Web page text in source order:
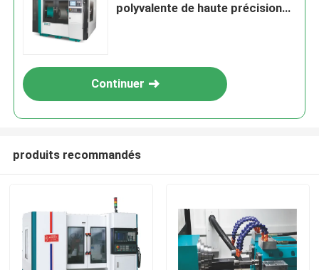
polyvalente de haute précision
Continuer
produits recommandés